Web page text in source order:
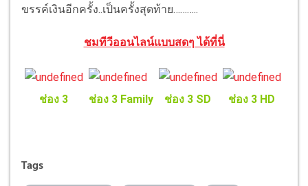
ขรรค์เงินอีกครั้ง..เป็นครั้งสุดท้าย………..
ชมทีวีออนไลน์แบบสดๆ ได้ที่นี่
ช่อง 3 ช่อง 3 Family ช่อง 3 SD ช่อง 3 HD
Tags